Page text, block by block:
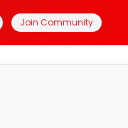
Join Community